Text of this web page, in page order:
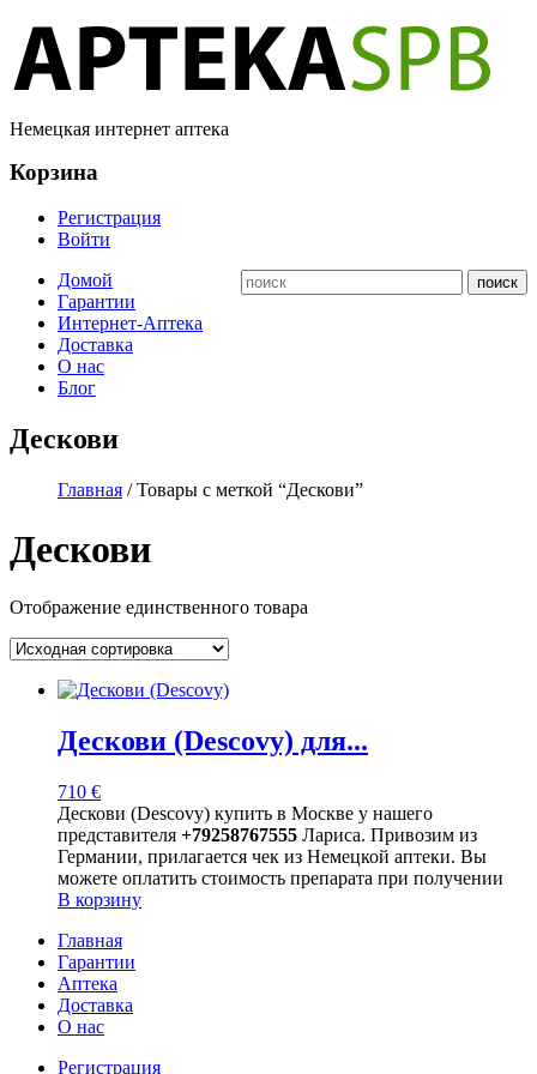
Немецкая интернет аптека
Корзина
Регистрация
Войти
Домой
Гарантии
Интернет-Аптека
Доставка
О нас
Блог
Дескови
Главная / Товары с меткой “Дескови”
Дескови
Отображение единственного товара
Дескови (Descovy) для...
710 €
Дескови (Descovy) купить в Москве у нашего
представителя +79258767555 Лариса. Привозим из
Германии, прилагается чек из Немецкой аптеки. Вы
можете оплатить стоимость препарата при получении
В корзину
Главная
Гарантии
Аптека
Доставка
О нас
Регистрация